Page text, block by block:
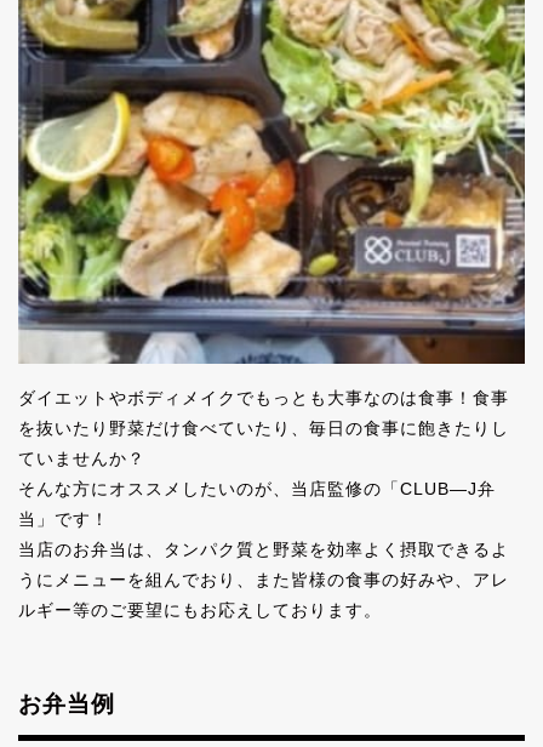
ダイエットやボディメイクでもっとも大事なのは食事！ 食事
を抜いたり野菜だけ食べていたり、毎日の食事に飽きたりし
ていませんか？
そんな方にオススメしたいのが、当店監修の「CLUB―J弁
当」です！
当店のお弁当は、タンパク質と野菜を効率よく摂取できるよ
うにメニューを組んでおり、
また皆様の食事の好みや、アレ
ルギー等のご要望にもお応えしております。
お弁当例